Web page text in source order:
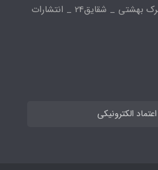
اتوبان بابایی _ شهرک بهشتی _ شقایق24 _ انتشارات
الکترونیکی